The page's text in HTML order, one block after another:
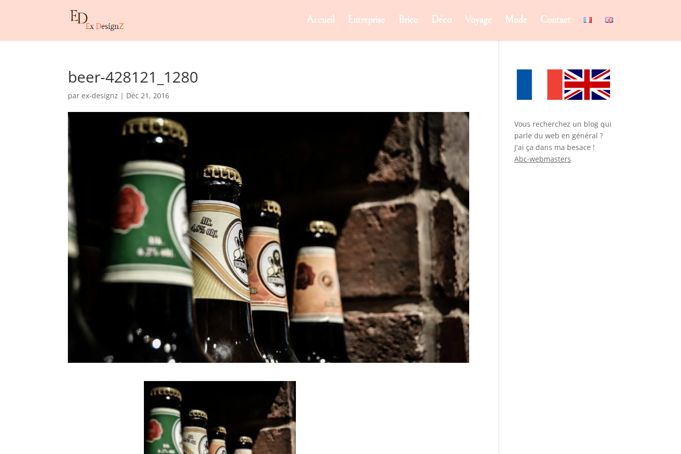
Accueil Entreprise Brico Déco Voyage Mode Contact
beer-428121_1280
parex-designz | Déc 21, 2016
Vous recherchez un blog qui
parle du web en général ?
J'ai ça dans ma besace !
Abc-webmasters